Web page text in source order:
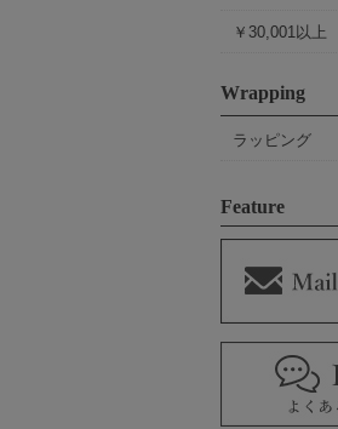
￥30,001以上
Wrapping
ラッピング
Feature